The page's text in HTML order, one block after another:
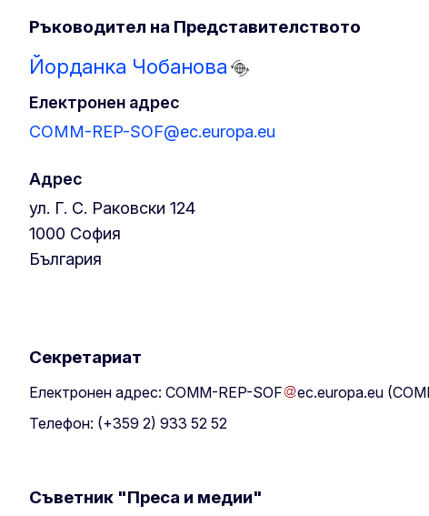
Ръководител на Представителството
Йорданка Чобанова
Електронен адрес
COMM-REP-SOF@ec.europa.eu
Адрес
ул. Г. С. Раковски 124
1000 София
България
Секретариат
Електронен адрес: COMM-REP-SOF ec.europa.eu
Телефон: (+359 2) 933 52 52
Съветник "Преса и медии"